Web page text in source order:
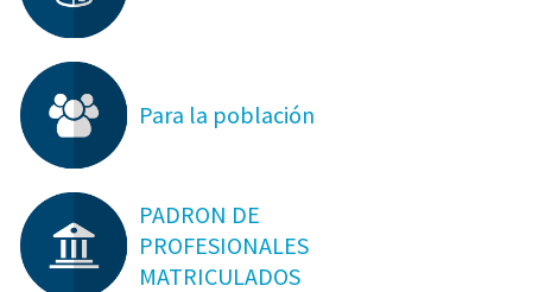
Para la población
PADRON DE
PROFESIONALES
MATRICULADOS